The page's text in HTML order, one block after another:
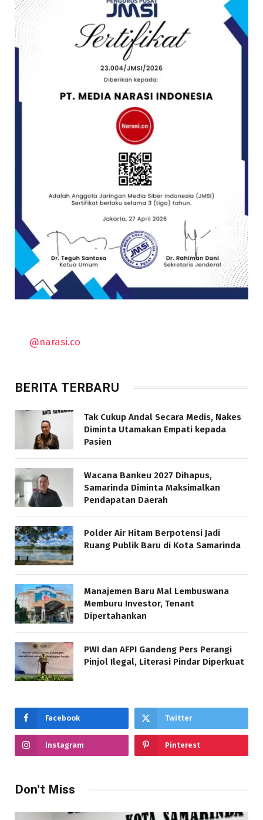
@narasi.co
BERITA TERBARU
Tak Cukup Andal Secara Medis, Nakes
Diminta Utamakan Empati kepada
Pasien
Wacana Bankeu 2027 Dihapus,
Samarinda Diminta Maksimalkan
Pendapatan Daerah
Polder Air Hitam Berpotensi Jadi
Ruang Publik Baru di Kota Samarinda
Manajemen Baru Mal Lembuswana
Memburu Investor, Tenant
Dipertahankan
PWI dan AFPI Gandeng Pers Perangi
Pinjol Ilegal, Literasi Pindar Diperkuat
Facebook Twitter
Instagram Pinterest
Don't Miss